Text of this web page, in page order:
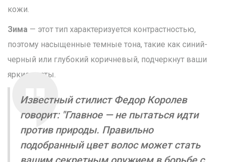
кожи.
Зима — этот тип характеризуется контрастностью,
поэтому насыщенные темные тона, такие как синий-
черный или глубокий коричневый, подчеркнут ваши
яркие черты.
Известный стилист Федор Королев
говорит: "Главное — не пытаться идти
против природы. Правильно
подобранный цвет волос может стать